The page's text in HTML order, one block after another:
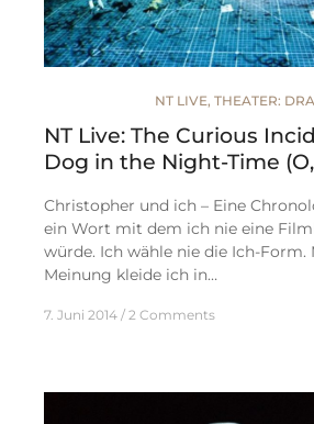
NT LIVE, THEATER:
NT Live: The Curious
Dog in the Night-Time (O,
Christopher und ich – Eine
ein Wort mit dem ich nie eine
würde. Ich wähle nie die Ich-Form.
Meinung kleide ich in…
7. Juni 2014 2 Comments